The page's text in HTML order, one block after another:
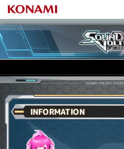
INFORMATION